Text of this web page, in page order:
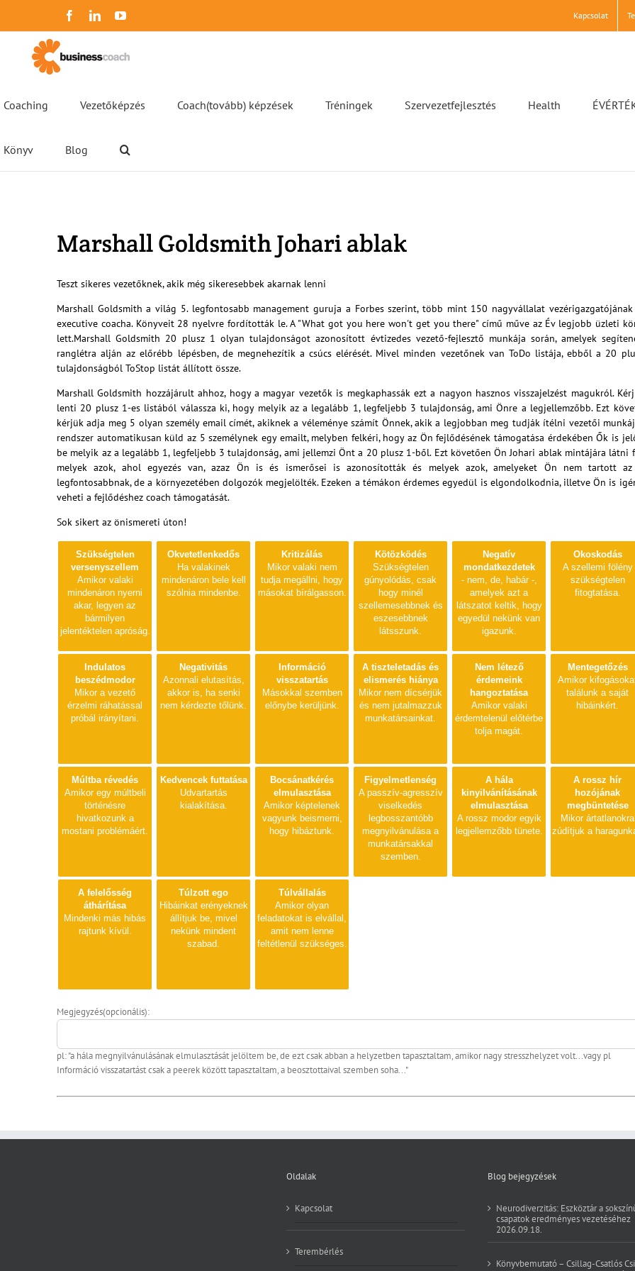
FacebookLinkedInYouTube Kapcsolat
Coaching Vezetőképzés Coach(tovább) képzések Tréningek Szervezetfejlesztés Health
Könyv Blog
Marshall Goldsmith Johari ablak
Teszt sikeres vezetőknek, akik még sikeresebbek akarnak lenni
Marshall Goldsmith a világ 5. legfontosabb management guruja a Forbes szerint, több mint 150 nagyvállalat
executive coacha. Könyveit 28 nyelvre fordították le. A "What got you here won't get you there" című műve az Év legjobb üzleti
lett.Marshall Goldsmith 20 plusz 1 olyan tulajdonságot azonosított évtizedes vezető-fejlesztő munkája során, amelyek
ranglétra alján az előrébb lépésben, de megnehezítik a csúcs elérését. Mivel minden vezetőnek van ToDo listája, ebből a 20
tulajdonságból ToStop listát állított össze.
Marshall Goldsmith hozzájárult ahhoz, hogy a magyar vezetők is megkaphassák ezt a nagyon hasznos visszajelzést magukról.
lenti 20 plusz 1-es listából válassza ki, hogy melyik az a legalább 1, legfeljebb 3 tulajdonság, ami Önre a legjellemzőbb. Ezt
kérjük adja meg 5 olyan személy email címét, akiknek a véleménye számít Önnek, akik a legjobban meg tudják ítélni vezetői
rendszer automatikusan küld az 5 személynek egy emailt, melyben felkéri, hogy az Ön fejlődésének támogatása érdekében Ők is
be melyik az a legalább 1, legfeljebb 3 tulajdonság, ami jellemzi Önt a 20 plusz 1-ből. Ezt követően Ön Johari ablak mintájára látni
melyek azok, ahol egyezés van, azaz Ön is és ismerősei is azonosították és melyek azok, amelyeket Ön nem tartott
legfontosabbnak, de a környezetében dolgozók megjelölték. Ezeken a témákon érdemes egyedül is elgondolkodnia, illetve Ön is
veheti a fejlődéshez coach támogatását.
Sok sikert az önismereti úton!
Szükségtelen
versenyszellem
Amikor valaki
mindenáron nyerni
akar, legyen az
bármilyen
jelentéktelen apróság.
Okvetetlenkedős
Ha valakinek
mindenáron bele kell
szólnia mindenbe.
Kritizálás
Mikor valaki nem
tudja megállni, hogy
másokat bírálgasson.
Kötözködés
Szükségtelen
gúnyolódás, csak
hogy minél
szellemesebbnek és
eszesebbnek
látsszunk.
Negatív
mondatkezdetek
- nem, de, habár -,
amelyek azt a
látszatot keltik, hogy
egyedül nekünk van
igazunk.
Okoskodás
A szellemi fölény
szükségtelen
fitogtatása.
Indulatos
beszédmodor
Mikor a vezető
érzelmi ráhatással
próbál irányítani.
Negativitás
Azonnali elutasítás,
akkor is, ha senki
nem kérdezte tőlünk.
Információ
visszatartás
Másokkal szemben
előnybe kerüljünk.
A tiszteletadás és
elismerés hiánya
Mikor nem dícsérjük
és nem jutalmazzuk
munkatársainkat.
Nem létező
érdemeink
hangoztatása
Amikor valaki
érdemtelenül előtérbe
tolja magát.
Mentegetőzés
Amikor
találunk a saját
hibáinkért.
Múltba révedés
Amikor egy múltbeli
történésre
hivatkozunk a
mostani problémáért.
Kedvencek futtatása
Udvartartás
kialakítása.
Bocsánatkérés
elmulasztása
Amikor képtelenek
vagyunk beismerni,
hogy hibáztunk.
Figyelmetlenség
A passzív-agresszív
viselkedés
legbosszantóbb
megnyilvánulása a
munkatársakkal
szemben.
A hála
kinyilvánításának
elmulasztása
A rossz modor egyik
legjellemzőbb tünete.
A rossz hír
hozójának
megbüntetése
Mikor ártatlanokra
zúdítjuk a
A felelősség
áthárítása
Mindenki más hibás
rajtunk kívül.
Túlzott ego
Hibáinkat erényeknek
állítjuk be, mivel
nekünk mindent
szabad.
Túlvállalás
Amikor olyan
feladatokat is elvállal,
amit nem lenne
feltétlenül szükséges.
Megjegyzés(opcionális):
pl: "a hála megnyilvánulásának elmulasztását jelöltem be, de ezt csak abban a helyzetben tapasztaltam, amikor nagy stresszhelyzet volt...vagy pl
Információ visszatartást csak a peerek között tapasztaltam, a beosztottaival szemben soha..."
Oldalak
Kapcsolat
Terembérlés
Blog bejegyzések
Neurodiverzitás: Eszköztár a
csapatok eredményes vezetéséhez
2026.09.18.
Könyvbemutató – Csillag-Csatlós